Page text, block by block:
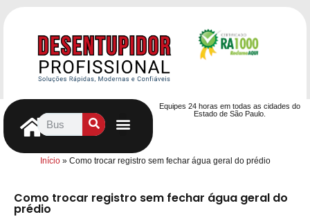
Equipes 24 horas em todas as cidades do
Estado de São Paulo.
Início» Como trocar registro sem fechar água geral do prédio
Como trocar registro sem fechar água geral do
prédio